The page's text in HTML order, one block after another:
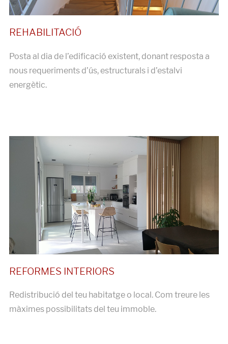
Posta al dia de l’edificació existent, donant resposta a
nous requeriments d’ús, estructurals i d’estalvi
energètic.
Redistribució del teu habitatge o local. Com treure les
màximes possibilitats del teu immoble.